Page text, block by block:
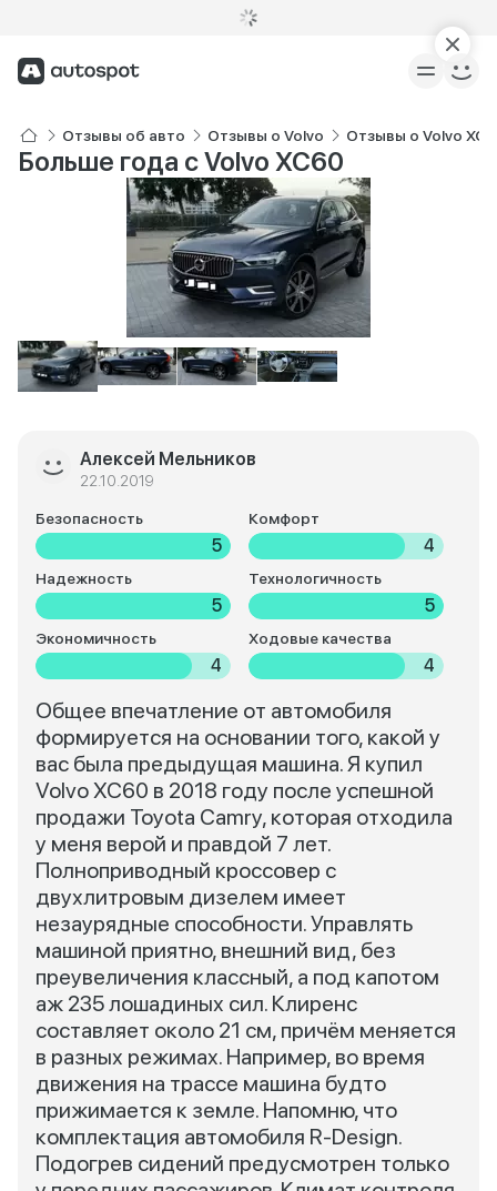
Отзывы об авто Отзывы о Volvo Отзывы о Volvo
Больше года с Volvo XC60
Алексей Мельников
22.10.2019
Безопасность
5
Комфорт
4
Надежность
5
Технологичность
5
Экономичность
4
Ходовые качества
4
Общее впечатление от автомобиля
формируется на основании того, какой у
вас была предыдущая машина. Я купил
Volvo XC60 в 2018 году после успешной
продажи Toyota Camry, которая отходила
у меня верой и правдой 7 лет.
Полноприводный кроссовер с
двухлитровым дизелем имеет
незаурядные способности. Управлять
машиной приятно, внешний вид, без
преувеличения классный, а под капотом
аж 235 лошадиных сил. Клиренс
составляет около 21 см, причём меняется
в разных режимах. Например, во время
движения на трассе машина будто
прижимается к земле. Напомню, что
комплектация автомобиля R-Design.
Подогрев сидений предусмотрен только